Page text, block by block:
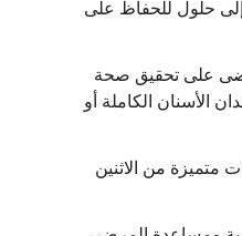
إلى حلول للحفاظ على
على تحقيق صحة
الأسنان الكاملة أو
متميزة من الاثنين